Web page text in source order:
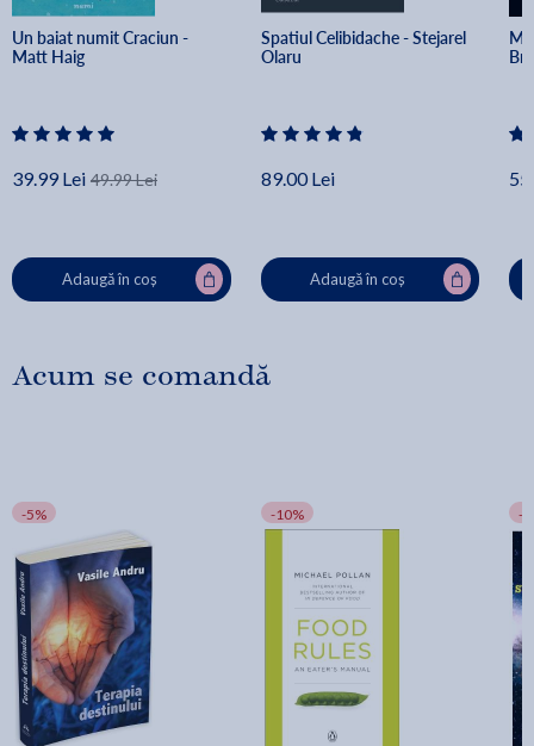
Un baiat numit Craciun -
Matt Haig
39.99 Lei 49.99 Lei
Adaugă în coș
Spatiul Celibidache - Stejarel
Olaru
89.00 Lei
Adaugă în coș
Acum se comandă
-5% -10% -